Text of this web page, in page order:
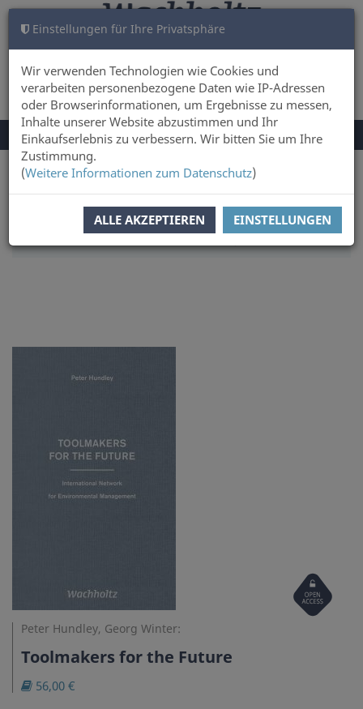
Einstellungen für Ihre Privatsphäre
Wir verwenden Technologien wie Cookies und
verarbeiten personenbezogene Daten wie IP-Adressen
oder Browserinformationen, um Ergebnisse zu messen,
Inhalte unserer Website abzustimmen und Ihr
Einkaufserlebnis zu verbessern. Wir bitten Sie um Ihre
Zustimmung.
(Weitere Informationen zum Datenschutz)
ALLE AKZEPTIEREN EINSTELLUNGEN
ANMELDEN WARENKORB 0
NAVIGATION
UMSCHALTEN
Menü
Sie sind hier: Literatur
SORTIERUNG:
PREIS
Open
Access
Peter Hundley, Georg Winter:
Toolmakers for the Future
56,00 €